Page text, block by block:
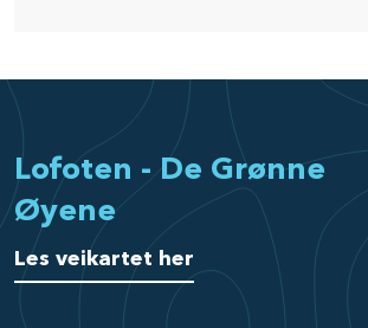
Lofoten - De Grønne
Øyene
Les veikartet her